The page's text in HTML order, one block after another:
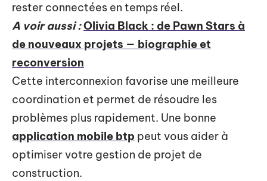
rester connectées en temps réel.
A voir aussi :Olivia Black : de Pawn Stars à
de nouveaux projets — biographie et
reconversion
Cette interconnexion favorise une meilleure
coordination et permet de résoudre les
problèmes plus rapidement. Une bonne
application mobile btp peut vous aider à
optimiser votre gestion de projet de
construction.